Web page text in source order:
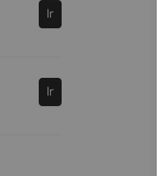
Ir
Ir